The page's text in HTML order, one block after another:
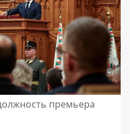
премьера